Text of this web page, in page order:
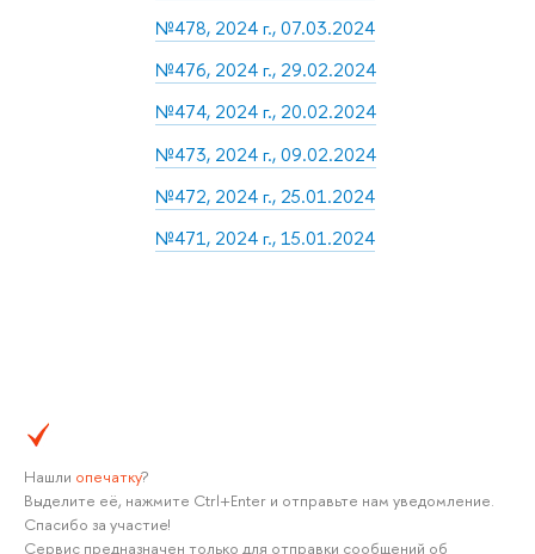
№478, 2024 г., 07.03.2024
№476, 2024 г., 29.02.2024
№474, 2024 г., 20.02.2024
№473, 2024 г., 09.02.2024
№472, 2024 г., 25.01.2024
№471, 2024 г., 15.01.2024
Нашли опечатку?
Выделите её, нажмите Ctrl+Enter и отправьте нам уведомление.
Спасибо за участие!
Сервис предназначен только для отправки сообщений об